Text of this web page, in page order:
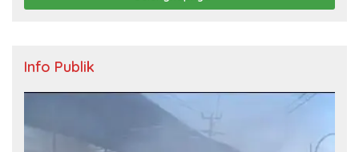
Info Publik